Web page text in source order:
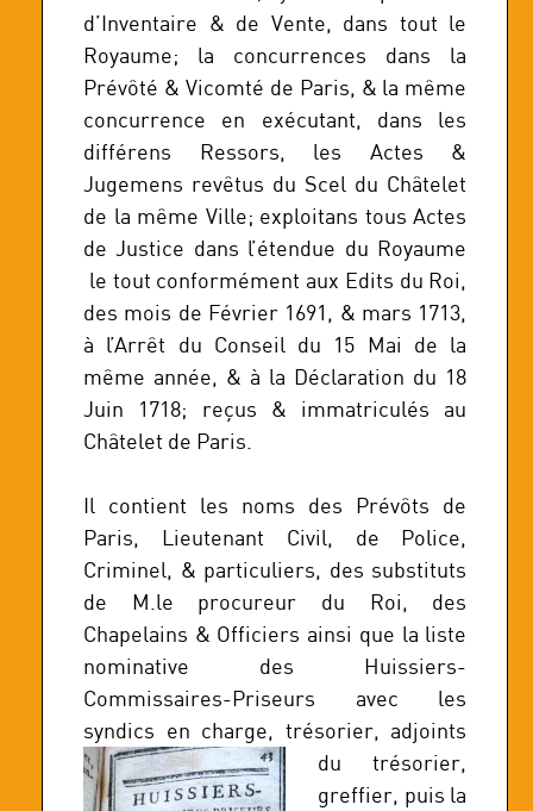
d’Inventaire & de Vente, dans tout le
Royaume; la concurrences dans la
Prévôté & Vicomté de Paris, & la même
concurrence en exécutant, dans les
différens Ressors, les Actes &
Jugemens revêtus du Scel du Châtelet
de la même Ville; exploitans tous Actes
de Justice dans l’étendue du Royaume
le tout conformément aux Edits du Roi,
des mois de Février 1691, & mars 1713,
à l’Arrêt du Conseil du 15 Mai de la
même année, & à la Déclaration du 18
Juin 1718; reçus & immatriculés au
Châtelet de Paris.
Il contient les noms des Prévôts de
Paris, Lieutenant Civil, de Police,
Criminel, & particuliers, des substituts
de M.le procureur du Roi, des
Chapelains & Officiers ainsi que la liste
nominative des Huissiers-
Commissaires-Priseurs avec les
syndics en charge, trésorier, adjoints
du trésorier,
greffier, puis la